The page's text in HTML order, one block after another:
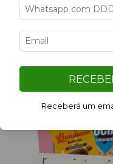
Receberá um